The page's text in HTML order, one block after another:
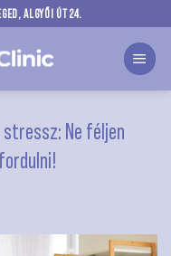
ALGYŐI ÚT 24.
stressz: Ne féljen